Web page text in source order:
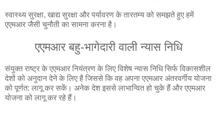
स्वास्थ्य सुरक्षा, खाद्य सुरक्षा और पर्यावरण के तारतम्य को समझते हुए हमें
एएमआर जैसी चुनौती का सामना करना है।
एएमआर बहु-भागेदारी वाली न्यास निधि
संयुक्त राष्ट्र के एएमआर नियंत्रण के लिए विशेष न्यास निधि सिर्फ विकासशील
देशों को अनुदान देने के लिए है जिससे कि वह अपना एएमआर अंतरवर्गीय योजना
को पूर्णत: लागू कर सकें। अनेक देश इससे लाभान्वित हो चुके हैं और एएमआर
योजना को लागू कर रहे हैं।